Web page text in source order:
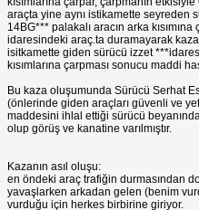
araçta yine aynı istikamette seyreden
14BG*** palakalı aracın arka
idaresindeki araç.ta duramayarak
isitkamette giden sürücü izzet
kısımlarına çarpması sonucu maddi
Bu kaza oluşumunda Sürücü Serhat
(önlerinde giden araçları güvenli ve
maddesini ihlal ettiği sürücü
olup görüş ve kanatine varılmıştır.
Kazanın asıl oluşu:
en öndeki araç trafiğin durmasından
yavaşlarken arkadan gelen (benim
vurduğu için herkes birbirine giriyor.